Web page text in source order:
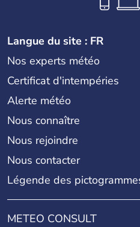
Langue du site : FR
Nos experts météo
Certificat d'intempéries
Alerte météo
Nous connaître
Nous rejoindre
Nous contacter
Légende des
METEO CONSULT